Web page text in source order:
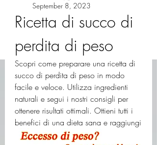
September 8, 2023
Ricetta di succo di
perdita di peso
Scopri come preparare una ricetta di
succo di perdita di peso in modo
facile e veloce. Utilizza ingredienti
naturali e segui i nostri consigli per
ottenere risultati ottimali. Ottieni tutti i
benefici di una dieta sana e raggiungi